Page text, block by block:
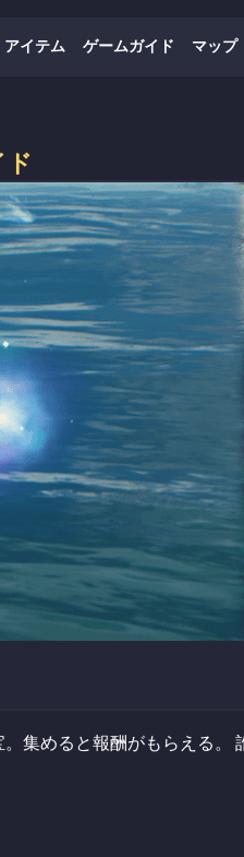
アイテム ゲームガイド マップ
ド
集めると報酬がもらえる